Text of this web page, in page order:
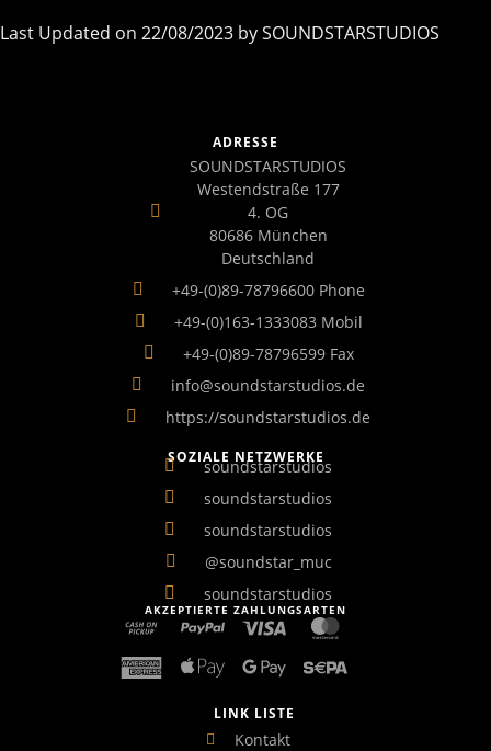
Last Updated on 22/08/2023 bySOUNDSTARSTUDIOS
LINK LISTE
Kontakt
SOZIALE NETZWERKE
soundstarstudios
soundstarstudios
soundstarstudios
@soundstar_muc
soundstarstudios
AKZEPTIERTE ZAHLUNGSARTEN
ADRESSE
SOUNDSTARSTUDIOS
Westendstraße 177
4. OG
80686 München
Deutschland
+49-(0)89-78796600 Phone
+49-(0)163-1333083 Mobil
+49-(0)89-78796599 Fax
info@soundstarstudios.de
https://soundstarstudios.de